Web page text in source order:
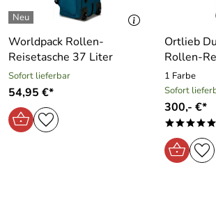
Worldpack Rollen-
Reisetasche 37 Liter
Sofort lieferbar
54,95 €*
Ortlieb
Rollen-
1 Farbe
Sofort
300,- €*
*****